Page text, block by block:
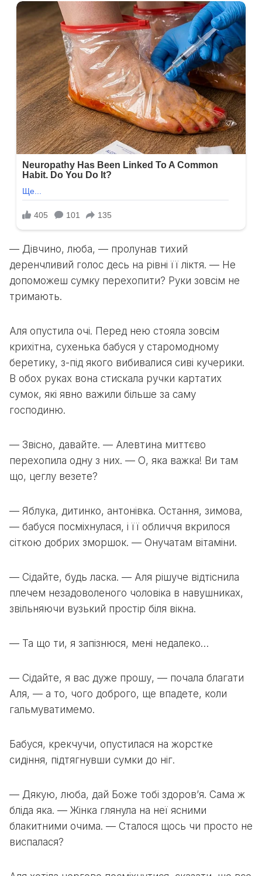
— Дівчино, люба, — пролунав тихий
деренчливий голос десь на рівні її ліктя. — Не
допоможеш сумку перехопити? Руки зовсім не
тримають.
Аля опустила очі. Перед нею стояла зовсім
крихітна, сухенька бабуся у старомодному
беретику, з-під якого вибивалися сиві кучерики.
В обох руках вона стискала ручки картатих
сумок, які явно важили більше за саму
господиню.
— Звісно, давайте. — Алевтина миттєво
перехопила одну з них. — О, яка важка! Ви там
що, цеглу везете?
— Яблука, дитинко, антонівка. Остання, зимова,
— бабуся посміхнулася, і її обличчя вкрилося
сіткою добрих зморшок. — Онучатам вітаміни.
— Сідайте, будь ласка. — Аля рішуче відтіснила
плечем незадоволеного чоловіка в навушниках,
звільняючи вузький простір біля вікна.
— Та що ти, я запізнюся, мені недалеко…
— Сідайте, я вас дуже прошу, — почала благати
Аля, — а то, чого доброго, ще впадете, коли
гальмуватимемо.
Бабуся, крекчучи, опустилася на жорстке
сидіння, підтягнувши сумки до ніг.
— Дякую, люба, дай Боже тобі здоров’я. Сама ж
бліда яка. — Жінка глянула на неї ясними
блакитними очима. — Сталося щось чи просто не
виспалася?